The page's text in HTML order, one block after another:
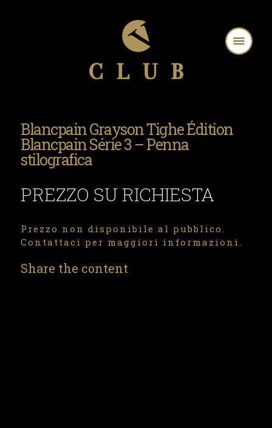
Blancpain Grayson Tighe Édition
Blancpain Série 3 – Penna
stilografica
PREZZO SU RICHIESTA
Prezzo non disponibile al pubblico.
Contattaci per maggiori informazioni.
Share the content